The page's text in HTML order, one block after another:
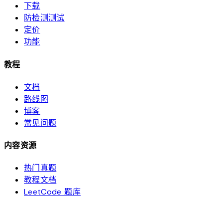
下载
防检测测试
定价
功能
教程
文档
路线图
博客
常见问题
内容资源
热门真题
教程文档
LeetCode 题库